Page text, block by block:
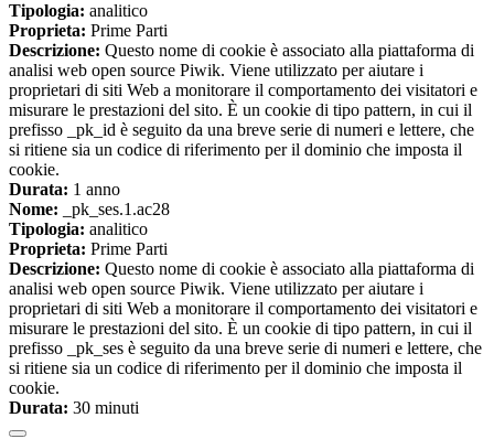
Tipologia: analitico
Proprieta: Prime Parti
Descrizione: Questo nome di cookie è associato alla piattaforma di
analisi web open source Piwik. Viene utilizzato per aiutare i
proprietari di siti Web a monitorare il comportamento dei visitatori e
misurare le prestazioni del sito. È un cookie di tipo pattern, in cui il
prefisso _pk_id è seguito da una breve serie di numeri e lettere, che
si ritiene sia un codice di riferimento per il dominio che imposta il
cookie.
Durata: 1 anno
Nome: _pk_ses.1.ac28
Tipologia: analitico
Proprieta: Prime Parti
Descrizione: Questo nome di cookie è associato alla piattaforma di
analisi web open source Piwik. Viene utilizzato per aiutare i
proprietari di siti Web a monitorare il comportamento dei visitatori e
misurare le prestazioni del sito. È un cookie di tipo pattern, in cui il
prefisso _pk_ses è seguito da una breve serie di numeri e lettere, che
si ritiene sia un codice di riferimento per il dominio che imposta il
cookie.
Durata: 30 minuti